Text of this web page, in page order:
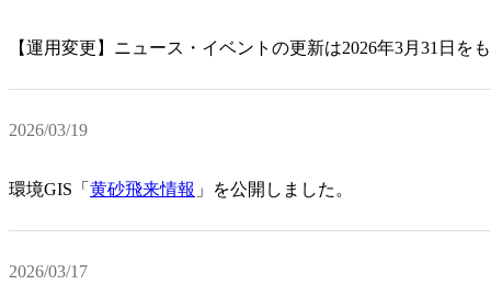
【運用変更】ニュース・イベントの更新は2026年3月31日を
2026/03/19
環境GIS「 黄砂飛来情報 」を公開しました。
2026/03/17